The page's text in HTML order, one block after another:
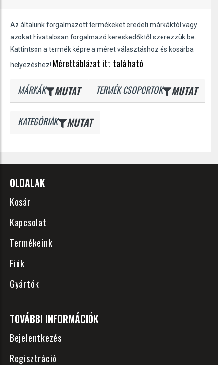
Az általunk forgalmazott termékeket eredeti márkáktól vagy
azokat hivatalosan forgalmazó kereskedőktől szerezzük be.
Kattintson a termék képre a méret választáshoz és kosárba
helyezéshez! Mérettáblázat itt található
MÁRKÁK MUTAT TERMÉK CSOPORTOK MUTAT
KATEGÓRIÁK MUTAT
OLDALAK
Kosár
Kapcsolat
Termékeink
Fiók
Gyártók
TOVÁBBI INFORMÁCIÓK
Bejelentkezés
Regisztráció